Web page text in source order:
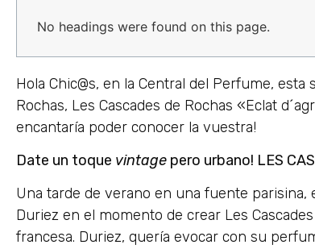
No headings were found on this page.
Hola Chic@s, en la Central del Perfume,
Rochas, Les Cascades de Rochas «Eclat
encantaría poder conocer la vuestra!
Date un toque vintage pero urbano! LES
Una tarde de verano en una fuente
Duriez en el momento de crear Les
francesa. Duriez, quería evocar con su